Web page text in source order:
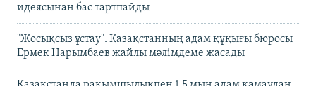
идеясынан бас тартпайды
"Жосықсыз ұстау". Қазақстанның адам құқығы бюросы
Ермек Нарымбаев жайлы мәлімдеме жасады